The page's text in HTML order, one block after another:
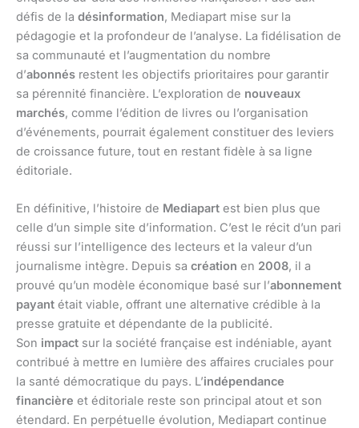
défis de la désinformation, Mediapart mise sur la
pédagogie et la profondeur de l’analyse. La fidélisation de
sa communauté et l’augmentation du nombre
d’abonnés restent les objectifs prioritaires pour garantir
sa pérennité financière. L’exploration de nouveaux
marchés, comme l’édition de livres ou l’organisation
d’événements, pourrait également constituer des leviers
de croissance future, tout en restant fidèle à sa ligne
éditoriale.
En définitive, l’histoire de Mediapart est bien plus que
celle d’un simple site d’information. C’est le récit d’un pari
réussi sur l’intelligence des lecteurs et la valeur d’un
journalisme intègre. Depuis sa création en 2008, il a
prouvé qu’un modèle économique basé sur l’abonnement
payant était viable, offrant une alternative crédible à la
presse gratuite et dépendante de la publicité.
Son impact sur la société française est indéniable, ayant
contribué à mettre en lumière des affaires cruciales pour
la santé démocratique du pays. L’indépendance
financière et éditoriale reste son principal atout et son
étendard. En perpétuelle évolution, Mediapart continue